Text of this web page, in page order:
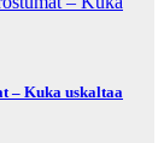
– Kuka uskaltaa